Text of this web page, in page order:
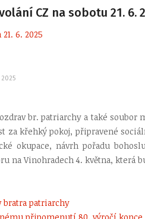
CZ na sobotu 21. 6.
6. 2025
2025
br. patriarchy a také soubor
za křehký pokoj, připravené
okupace, návrh pořadu
na Vinohradech 4. května, která
bratra patriarchy